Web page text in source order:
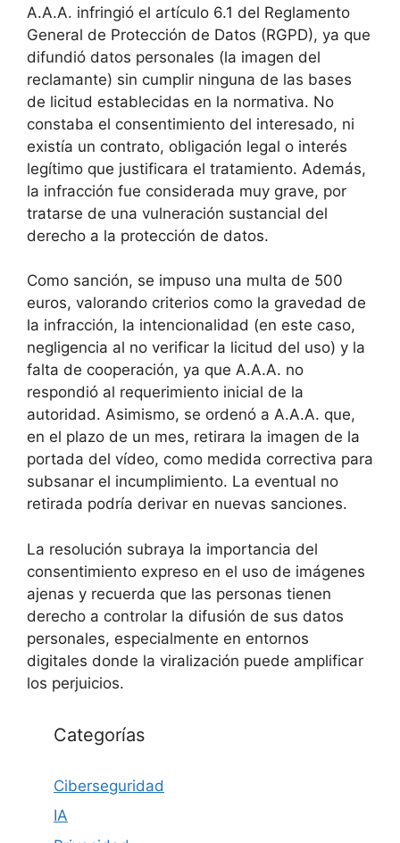
A.A.A. infringió el artículo 6.1 del Reglamento
General de Protección de Datos (RGPD), ya que
difundió datos personales (la imagen del
reclamante) sin cumplir ninguna de las bases
de licitud establecidas en la normativa. No
constaba el consentimiento del interesado, ni
existía un contrato, obligación legal o interés
legítimo que justificara el tratamiento. Además,
la infracción fue considerada muy grave, por
tratarse de una vulneración sustancial del
derecho a la protección de datos.
Como sanción, se impuso una multa de 500
euros, valorando criterios como la gravedad de
la infracción, la intencionalidad (en este caso,
negligencia al no verificar la licitud del uso) y la
falta de cooperación, ya que A.A.A. no
respondió al requerimiento inicial de la
autoridad. Asimismo, se ordenó a A.A.A. que,
en el plazo de un mes, retirara la imagen de la
portada del vídeo, como medida correctiva para
subsanar el incumplimiento. La eventual no
retirada podría derivar en nuevas sanciones.
La resolución subraya la importancia del
consentimiento expreso en el uso de imágenes
ajenas y recuerda que las personas tienen
derecho a controlar la difusión de sus datos
personales, especialmente en entornos
digitales donde la viralización puede amplificar
los perjuicios.
Categorías
Ciberseguridad
IA